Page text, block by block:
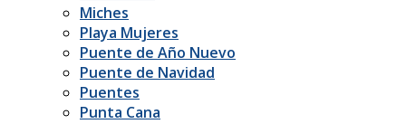
Miches
Playa Mujeres
Puente de Año Nuevo
Puente de Navidad
Puentes
Punta Cana